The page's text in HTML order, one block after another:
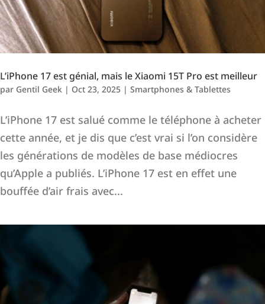
L’iPhone 17 est génial, mais le Xiaomi 15T Pro est meilleur
par Gentil Geek | Oct 23, 2025 | Smartphones & Tablettes
L’iPhone 17 est salué comme le téléphone à acheter
cette année, et je dis que c’est vrai si l’on considère
les générations de modèles de base médiocres
qu’Apple a publiés. L’iPhone 17 est en effet une
bouffée d’air frais avec...